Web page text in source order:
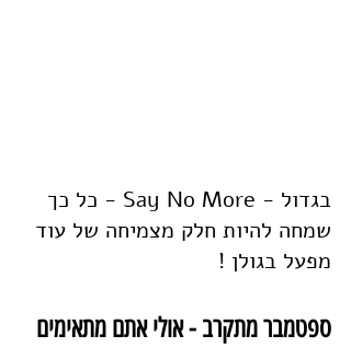
בגדול - Say No More - כל כך
שמחה להיות חלק מצמיחה של עוד
מפעל בגולן !
ספטמבר מתקרב - אולי אתם מתאימים